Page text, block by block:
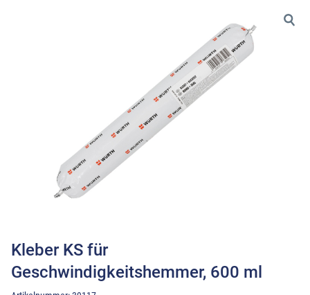
Kleber KS für
Geschwindigkeitshemmer, 600 ml